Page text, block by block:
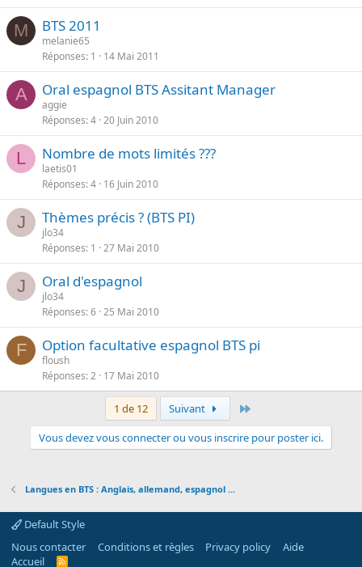
M BTS 2011
melanie65
Réponses 1 14 Mai 2011
A Oral espagnol BTS Assitant Manager
aggie
Réponses 4 20 Juin 2010
L Nombre de mots limités ???
laetis01
Réponses 4 16 Juin 2010
J Thèmes précis ? (BTS PI)
jlo34
Réponses 1 27 Mai 2010
J Oral d'espagnol
jlo34
Réponses 6 25 Mai 2010
F Option facultative espagnol BTS pi
floush
Réponses 2 17 Mai 2010
1 de 12 Suivant
Vous devez vous connecter ou vous inscrire pour poster ici.
Langues en BTS : Anglais, allemand, espagnol ...
Default Style
Nous contacter
Conditions et règles Privacy policy
Aide
Accueil
R